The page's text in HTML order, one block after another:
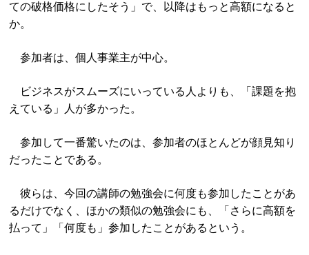
ての破格価格にしたそう」で、以降はもっと高額になると
か。
参加者は、個人事業主が中心。
ビジネスがスムーズにいっている人よりも、「課題を抱
えている」人が多かった。
参加して一番驚いたのは、参加者のほとんどが顔見知り
だったことである。
彼らは、今回の講師の勉強会に何度も参加したことがあ
るだけでなく、ほかの類似の勉強会にも、「さらに高額を
払って」「何度も」参加したことがあるという。